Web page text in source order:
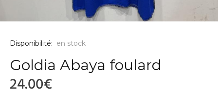
Disponibilité: en stock
Goldia Abaya foulard
24.00€